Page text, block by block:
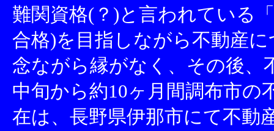
難関資格(？)と言われている
合格)を目指しながら不動産
念ながら縁がなく、その後、
中旬から約10ヶ月間調布市の
在は、長野県伊那市にて不動